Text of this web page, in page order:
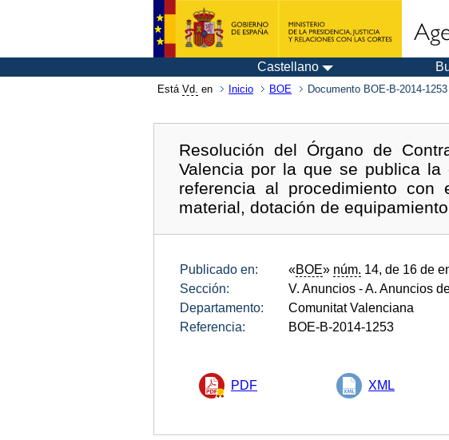
Castellano
Está Vd. en Inicio BOE Documento BOE-B-2014-1253
Resolución del Órgano de
Valencia por la que se publica
referencia al procedimiento con
material, dotación de
Publicado en: «BOE» núm. 14, de 16 de
Sección:
V. Anuncios - A. Anuncios
Departamento:
Comunitat Valenciana
Referencia:
BOE-B-2014-1253
PDF XML